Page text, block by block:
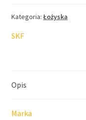
Kategoria: Łożyska
SKF
Opis
Marka